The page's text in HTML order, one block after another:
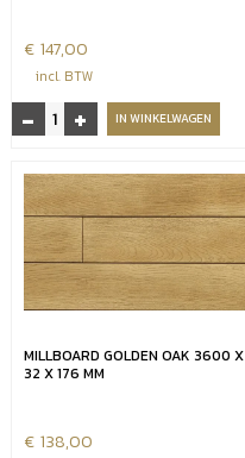
€ 147,00
incl. BTW
-
Millboard
Burnt
gevelbekleding
aantal
+ IN WINKELWAGEN
MILLBOARD GOLDEN OAK 3600 X
32 X 176 MM
€ 138,00